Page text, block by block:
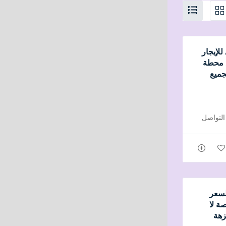
محطة
لا